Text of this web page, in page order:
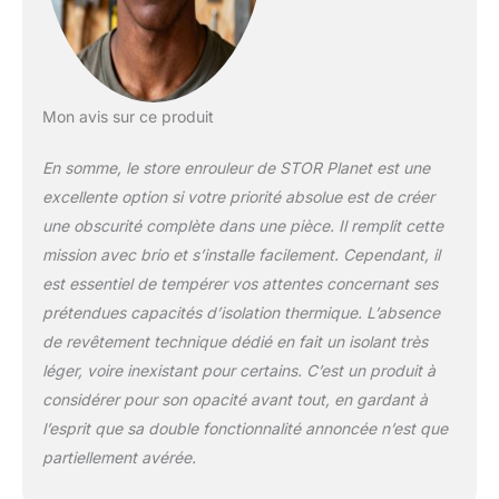
des détails. Ce sont
des stores
En outre, la chaînette
deux côtés. Les
supports sont
métalliques et ont
des garnitures en
apportent une
meilleure esthétique
au store. Installation
facile. Vous pourrez
installer vos stores
Mon avis sur ce produit
En somme, le store enrouleur de STOR Planet est une
excellente option si votre priorité absolue est de créer
une obscurité complète dans une pièce. Il remplit cette
mission avec brio et s’installe facilement. Cependant, il
est essentiel de tempérer vos attentes concernant ses
prétendues capacités d’isolation thermique. L’absence
de revêtement technique dédié en fait un isolant très
léger, voire inexistant pour certains. C’est un produit à
considérer pour son opacité avant tout, en gardant à
l’esprit que sa double fonctionnalité annoncée n’est que
partiellement avérée.